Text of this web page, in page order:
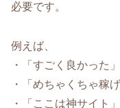
必要です。
例えば、
・「すごく良かった」
・「めちゃくちゃ稼げ
・「ここは神サイト」